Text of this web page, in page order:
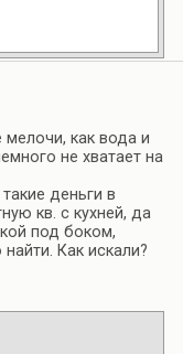
как вода и
не хватает на
деньги в
кв. с кухней, да
под боком,
Как искали?